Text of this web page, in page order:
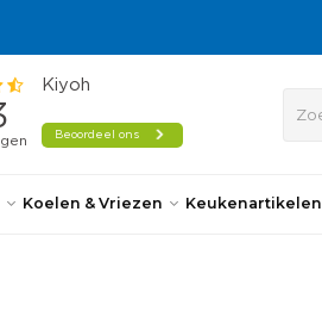
Koelen & Vriezen Keukenartikelen